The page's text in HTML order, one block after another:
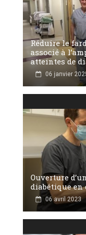
Réduire le
associé à
atteintes de
06 janvier
Ouverture
diabétique
06 avril 2023